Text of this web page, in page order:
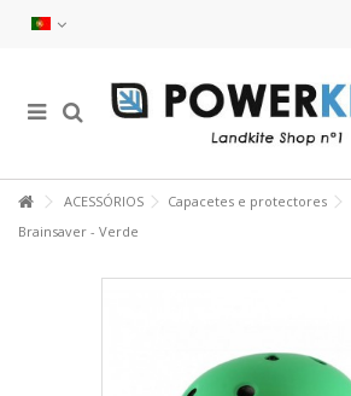
ACESSÓRIOS Capacetes e protectores
Brainsaver - Verde